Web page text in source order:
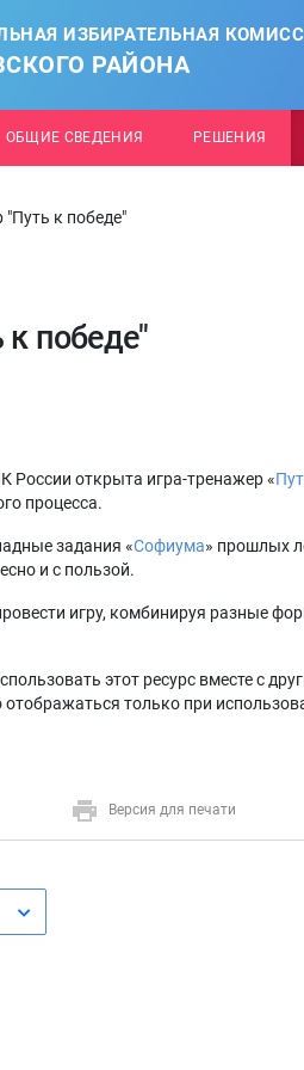
ИЗБИРАТЕЛЬНАЯ
РАЙОНА
ОБЩИЕ СВЕДЕНИЯ РЕШЕНИЯ
к победе"
к победе"
открыта игра-тренажер «
процесса.
задания «Софиума» прошлых
и с пользой.
игру, комбинируя разные
этот ресурс вместе с
отображаться только при
Версия для печати